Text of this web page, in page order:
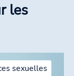
les
sexuelles